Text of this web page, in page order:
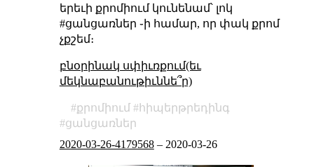
երեւի քրոմիում կունենամ՝ լոկ
#ցանցառներ ֊ի համար, որ փակ քրոմ
չքշեմ։
բնօրինակ սփիւռքում(եւ
մեկնաբանութիւննե՞ր)
քրոմիում
հիպերթրեդինգ
ցանցառներ
2020-03-26-4179568– 2020-03-26